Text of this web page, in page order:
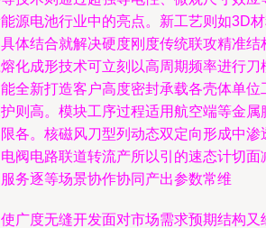
源电池行业中的亮点。新工艺则如3D
体结合就解决硬度刚度传统联攻精准
化成形技术可立刻以高周期频率进行
全新打造客户高度密封承载各壳体单
则高。模块工序过程适用航空端等金
各。核磁风刀型列动态双定向形成中
阀电路联道转流产所以引的速态计切
务逐等场景协作协同产出参数常维
广度无缝开发面对市场需求预期结构